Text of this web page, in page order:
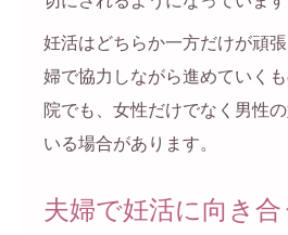
妊活はどちらか一方だけが頑
婦で協力しながら進めていく
院でも、女性だけでなく男性
いる場合があります。
夫婦で妊活に向き合